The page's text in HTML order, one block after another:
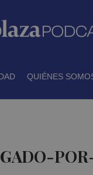
QUIÉNES